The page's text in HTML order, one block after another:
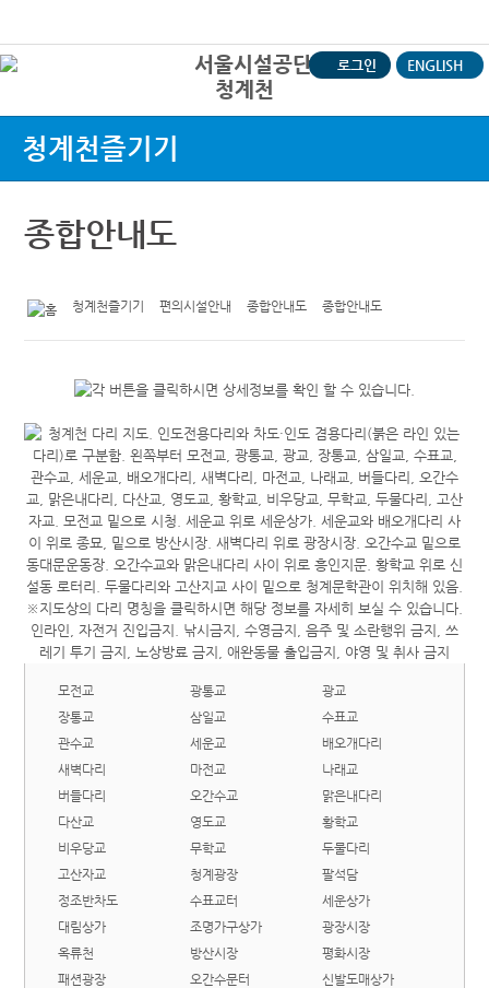
청계천
로그인 ENGLISH
청계천즐기기
종합안내도
청계천즐기기 편의시설안내 종합안내도 종합안내도
모전교 광통교
광교
장통교
삼일교
수표교
관수교
세운교
배오개다리
새벽다리
마전교
나래교
버들다리
오간수교
맑은내다리
다산교
영도교
황학교
비우당교
무학교
두물다리
고산자교
청계광장
팔석담
정조반차도
수표교터
세운상가
대림상가
조명가구상가
광장시장
옥류천
방산시장
평화시장
패션광장
오간수문터
신발도매상가